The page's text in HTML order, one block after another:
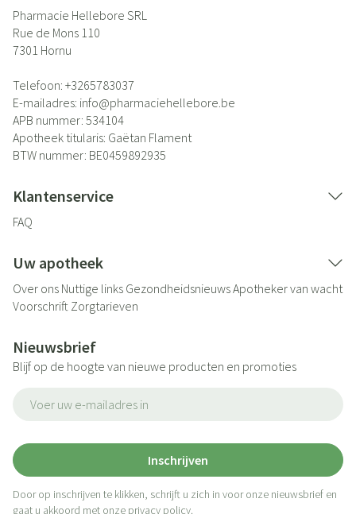
Pharmacie Hellebore SRL
Rue de Mons 110
7301 Hornu
Telefoon: +3265783037
E-mailadres: info@pharmaciehellebore.be
APB nummer: 534104
Apotheek titularis: Gaëtan Flament
BTW nummer: BE0459892935
Klantenservice
FAQ
Uw apotheek
Over ons Nuttige links GezondheidsnieuwsApotheker van wacht
Voorschrift Zorgtarieven
Nieuwsbrief
Blijf op de hoogte van nieuwe producten en promoties
Inschrijven
Door op inschrijven te klikken, schrijft u zich in voor onze nieuwsbrief en
gaat u akkoord met onze privacy policy.